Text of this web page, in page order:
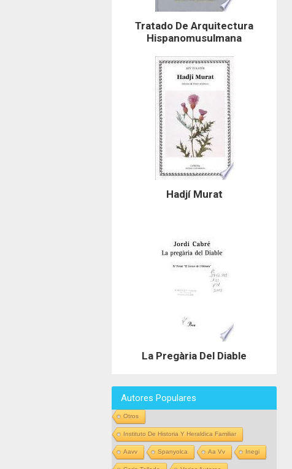
Tratado De Arquitectura
Hispanomusulmana
Hadjí Murat
La Pregària Del Diable
Autores Populares
Otros
Instituto De Historia Y Heraldica Familiar
Aavv Spanyolca Aa Vv Inegi